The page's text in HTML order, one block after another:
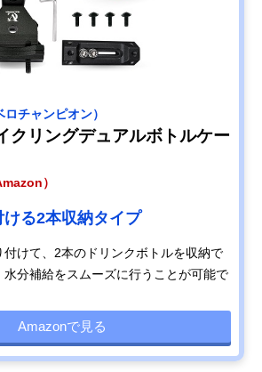
チャンピオン）
クリングデュアルボトルケー
）
る2本収納タイプ
けて、2本のドリンクボトルを収納で
水分補給をスムーズに行うことが可能で
Amazonで見る